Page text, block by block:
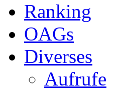
Ranking
OAGs
Diverses
Aufrufe